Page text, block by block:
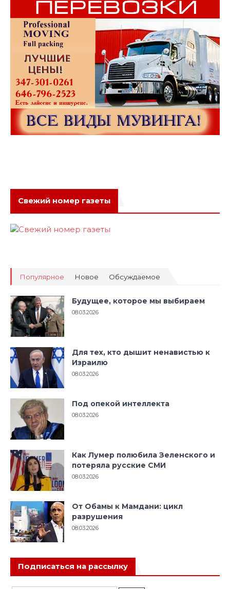
Свежий номер газеты
Популярное Новое Обсуждаемое
Будущее, которое мы выбираем
08.03.2026
Для тех, кто дышит ненавистью к
Израилю
08.03.2026
Под опекой интеллекта
08.03.2026
Как Лумер полюбила Зеленского и
потеряла русские СМИ
08.03.2026
От Обамы к Мамдани: цикл
разрушения
08.03.2026
Подписаться на рассылку